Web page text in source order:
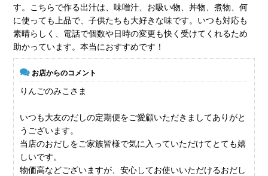
す。こちらで作る出汁は、味噌汁、お吸い物、丼物、煮物、何
に使っても上品で、子供たちも大好きな味です。いつも対応も
素晴らしく、電話で個数や日時の変更も快く受けてくれるため
助かっています。本当におすすめです！
お店からのコメント
りんごのみこさま
いつも大友のだしの定期便をご愛顧いただきましてありがと
うございます。
当店のおだしをご家族皆様で気に入っていただけてとても嬉
しいです。
物価高などございますが、安心してお使いいただけるおだし